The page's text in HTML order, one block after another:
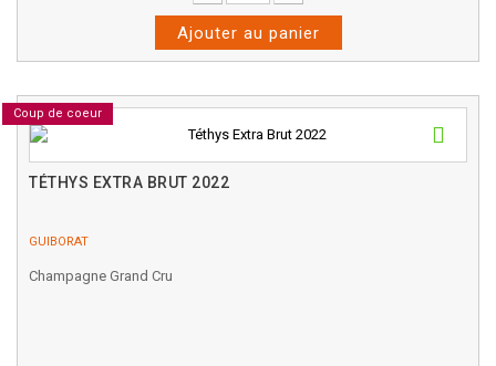
Ajouter au panier
Coup de coeur
TÉTHYS EXTRA BRUT 2022
GUIBORAT
Champagne Grand Cru